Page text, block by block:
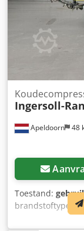
Apeldoorn 48
Ingersoll-
Toestand:
brandstoftype:
2006,